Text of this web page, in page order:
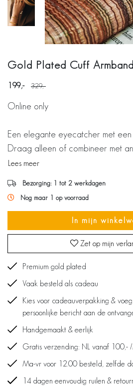
Gold Plated Cuff
199 329
Online only
Een elegante eyecatcher met
Draag alleen of combineer met
Lees meer
Bezorging: 1 tot 2 werkdagen
Nog maar 1 op voorraad
In mijn
Zet op mijn
Premium gold plated
Vaak besteld als cadeau
Kies voor cadeauverpakking &
persoonlijke bericht aan de
Handgemaakt & eerlijk
Gratis verzending: NL vanaf 100,-
Ma-vr voor 12.00 besteld, zelfde
14 dagen eenvoudig ruilen &